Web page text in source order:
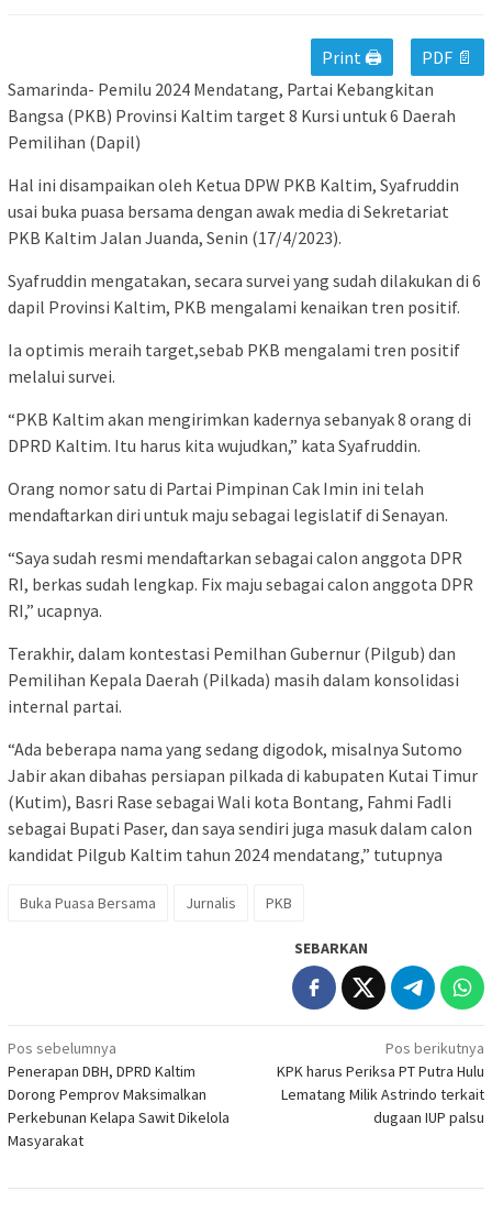
Print 🖨
PDF 📄
Samarinda- Pemilu 2024 Mendatang, Partai Kebangkitan
Bangsa (PKB) Provinsi Kaltim target 8 Kursi untuk 6 Daerah
Pemilihan (Dapil)
Hal ini disampaikan oleh Ketua DPW PKB Kaltim, Syafruddin
usai buka puasa bersama dengan awak media di Sekretariat
PKB Kaltim Jalan Juanda, Senin (17/4/2023).
Syafruddin mengatakan, secara survei yang sudah dilakukan di 6
dapil Provinsi Kaltim, PKB mengalami kenaikan tren positif.
Ia optimis meraih target,sebab PKB mengalami tren positif
melalui survei.
“PKB Kaltim akan mengirimkan kadernya sebanyak 8 orang di
DPRD Kaltim. Itu harus kita wujudkan,” kata Syafruddin.
Orang nomor satu di Partai Pimpinan Cak Imin ini telah
mendaftarkan diri untuk maju sebagai legislatif di Senayan.
“Saya sudah resmi mendaftarkan sebagai calon anggota DPR
RI, berkas sudah lengkap. Fix maju sebagai calon anggota DPR
RI,” ucapnya.
Terakhir, dalam kontestasi Pemilhan Gubernur (Pilgub) dan
Pemilihan Kepala Daerah (Pilkada) masih dalam konsolidasi
internal partai.
“Ada beberapa nama yang sedang digodok, misalnya Sutomo
Jabir akan dibahas persiapan pilkada di kabupaten Kutai Timur
(Kutim), Basri Rase sebagai Wali kota Bontang, Fahmi Fadli
sebagai Bupati Paser, dan saya sendiri juga masuk dalam calon
kandidat Pilgub Kaltim tahun 2024 mendatang,” tutupnya
Buka Puasa Bersama Jurnalis PKB
SEBARKAN
Navigasi
pos
Pos sebelumnya
Penerapan DBH, DPRD Kaltim
Dorong Pemprov Maksimalkan
Perkebunan Kelapa Sawit Dikelola
Masyarakat
Pos berikutnya
KPK harus Periksa PT Putra Hulu
Lematang Milik Astrindo terkait
dugaan IUP palsu